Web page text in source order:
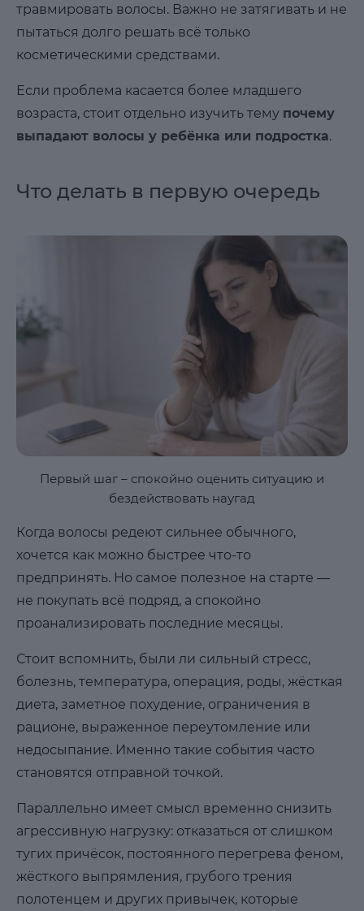
травмировать волосы. Важно не затягивать и не
пытаться долго решать всё только
косметическими средствами.
Если проблема касается более младшего
возраста, стоит отдельно изучить тему почему
выпадают волосы у ребёнка или подростка.
Что делать в первую очередь
Первый шаг – спокойно оценить ситуацию и
бездействовать наугад
Когда волосы редеют сильнее обычного,
хочется как можно быстрее что-то
предпринять. Но самое полезное на старте —
не покупать всё подряд, а спокойно
проанализировать последние месяцы.
Стоит вспомнить, были ли сильный стресс,
болезнь, температура, операция, роды, жёсткая
диета, заметное похудение, ограничения в
рационе, выраженное переутомление или
недосыпание. Именно такие события часто
становятся отправной точкой.
Параллельно имеет смысл временно снизить
агрессивную нагрузку: отказаться от слишком
тугих причёсок, постоянного перегрева феном,
жёсткого выпрямления, грубого трения
полотенцем и других привычек, которые